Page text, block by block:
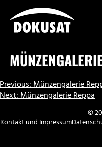
Inhalt
springen
Previous:Münzengalerie
Next:Münzengalerie Reppa
©
Kontakt und Impressum